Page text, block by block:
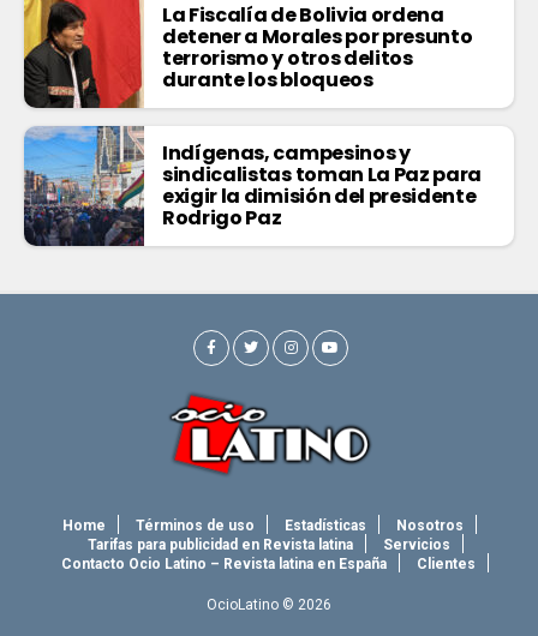
La Fiscalía de Bolivia ordena
detener a Morales por presunto
terrorismo y otros delitos
durante los bloqueos
Indígenas, campesinos y
sindicalistas toman La Paz para
exigir la dimisión del presidente
Rodrigo Paz
Home Términos de uso Estadísticas
Nosotros
Tarifas para publicidad en Revista latina
Servicios
Contacto Ocio Latino – Revista latina en España
Clientes
OcioLatino © 2026